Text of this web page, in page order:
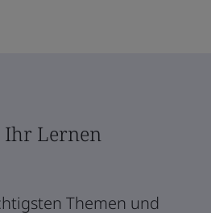
Ihr Lernen
Themen und